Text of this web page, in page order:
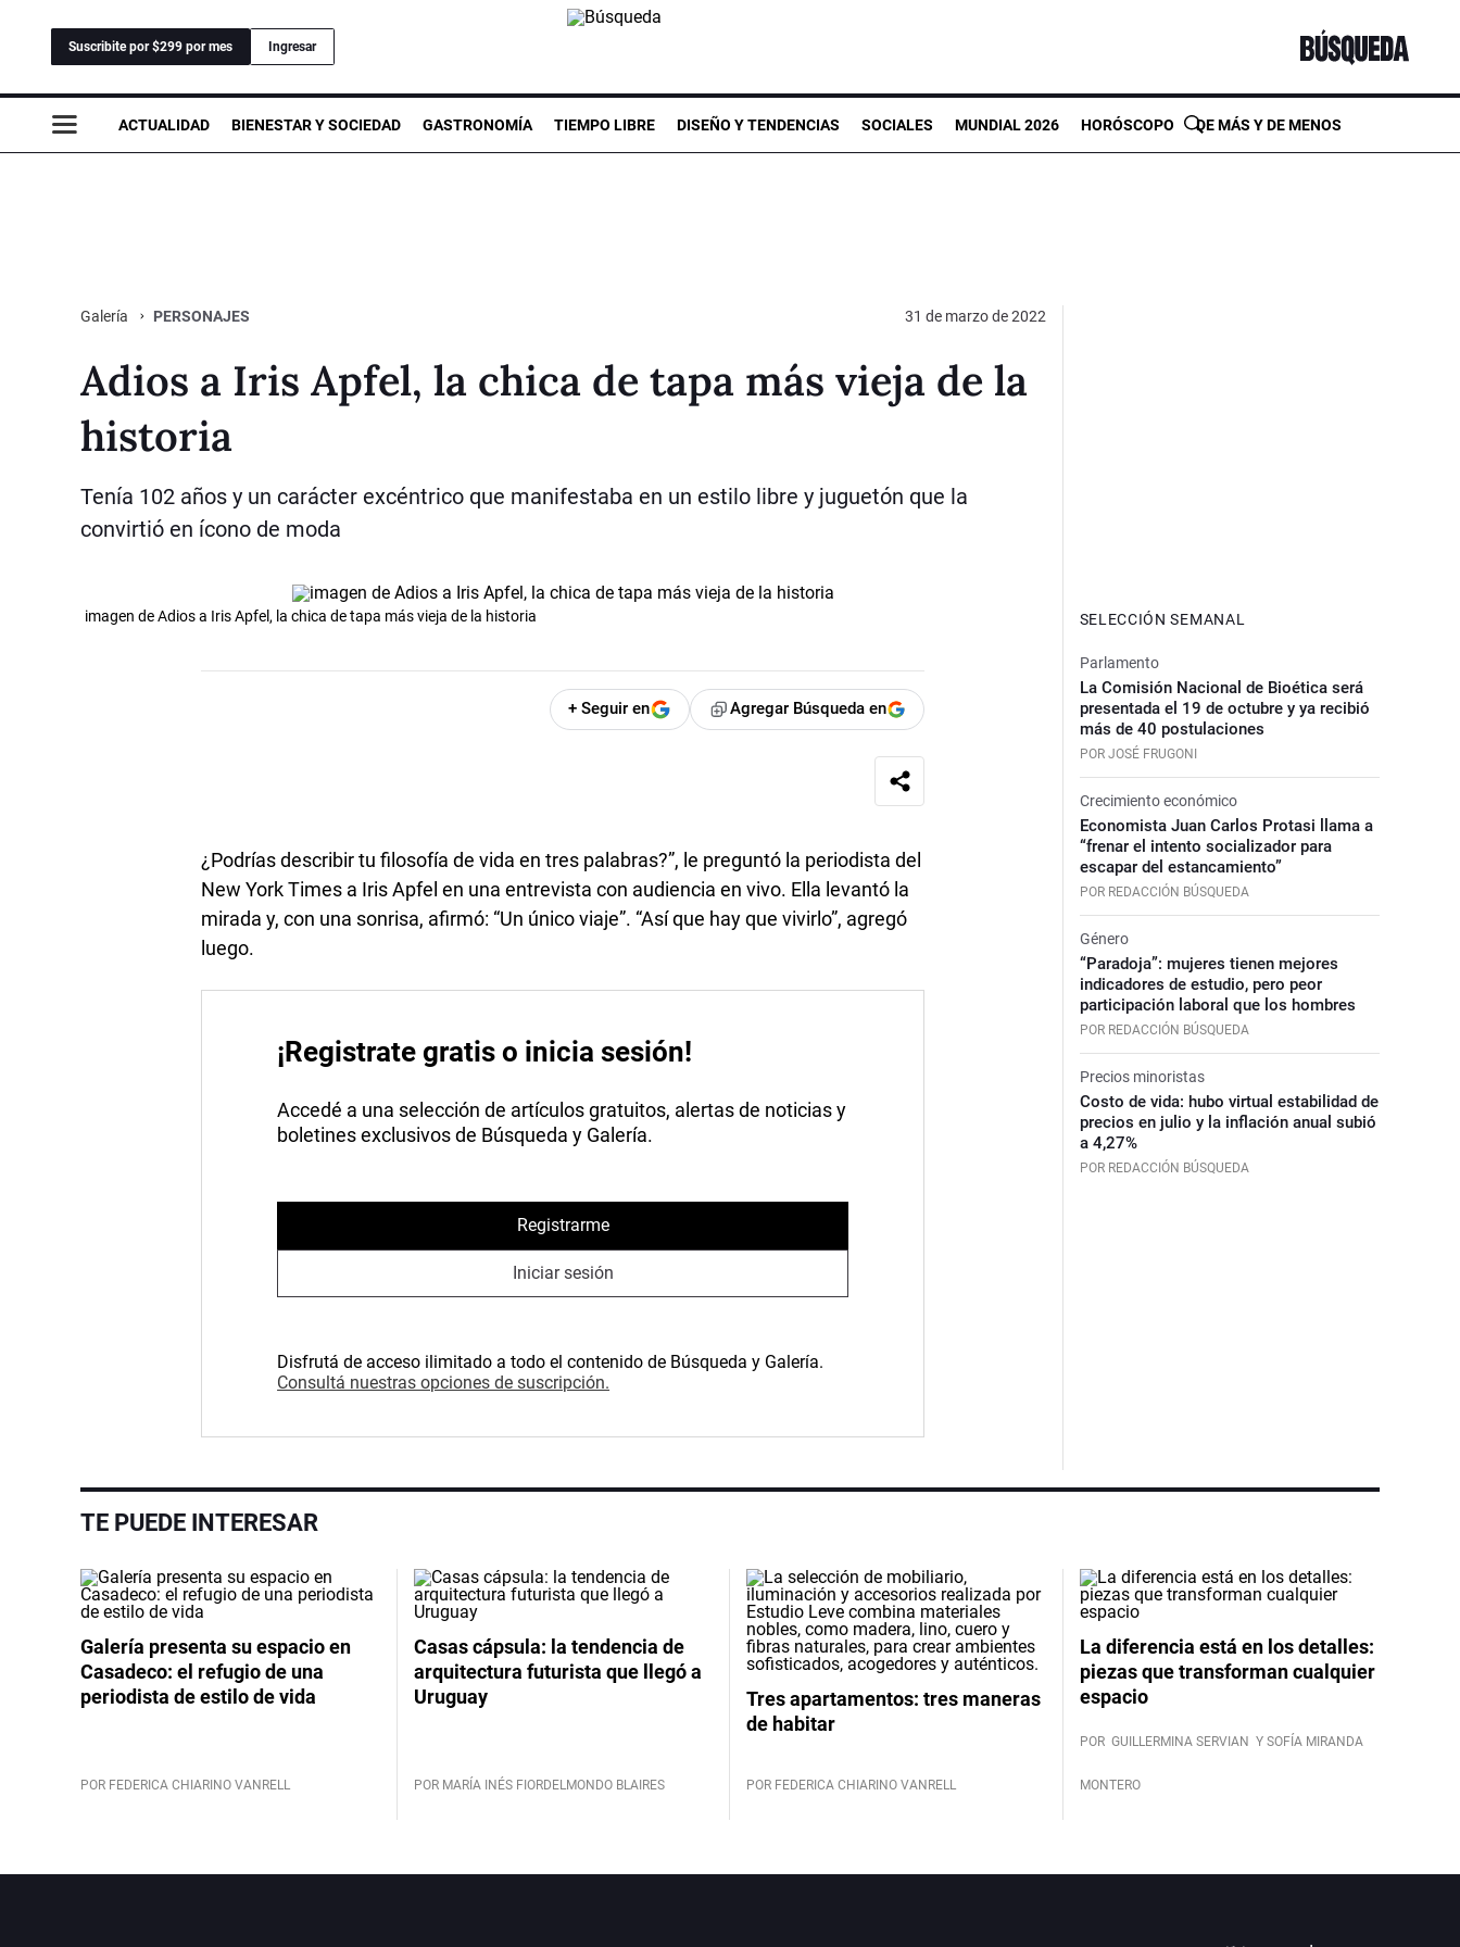
Suscribite por $299 por mes Ingresar
ACTUALIDAD BIENESTAR Y SOCIEDAD GASTRONOMÍA TIEMPO LIBRE DISEÑO Y TENDENCIAS SOCIALES MUNDIAL 2026 HORÓSCOPO DE MÁS Y DE MENOS
Galería PERSONAJES 31 de marzo de 2022
Adios a Iris Apfel, la chica de tapa más vieja de la
historia
Tenía 102 años y un carácter excéntrico que manifestaba en un estilo libre y juguetón que la
convirtió en ícono de moda
imagen de Adios a Iris Apfel, la chica de tapa más vieja de la historia
+ Seguir en Agregar Búsqueda en
¿Podrías describir tu filosofía de vida en tres palabras?”, le preguntó la periodista del
New York Times a Iris Apfel en una entrevista con audiencia en vivo. Ella levantó la
mirada y, con una sonrisa, afirmó: “Un único viaje”. “Así que hay que vivirlo”, agregó
luego.
¡Registrate gratis o inicia sesión!
Accedé a una selección de artículos gratuitos, alertas de noticias y
boletines exclusivos de Búsqueda y Galería.
Registrarme
Iniciar sesión
Disfrutá de acceso ilimitado a todo el contenido de Búsqueda y Galería.
Consultá nuestras opciones de suscripción.
SELECCIÓN SEMANAL
Parlamento
La Comisión Nacional de Bioética será
presentada el 19 de octubre y ya recibió
más de 40 postulaciones
POR JOSÉ FRUGONI
Crecimiento económico
Economista Juan Carlos Protasi llama a
“frenar el intento socializador para
escapar del estancamiento”
POR REDACCIÓN BÚSQUEDA
Género
“Paradoja”: mujeres tienen mejores
indicadores de estudio, pero peor
participación laboral que los hombres
POR REDACCIÓN BÚSQUEDA
Precios minoristas
Costo de vida: hubo virtual estabilidad de
precios en julio y la inflación anual subió
a 4,27%
POR REDACCIÓN BÚSQUEDA
TE PUEDE INTERESAR
Galería presenta su espacio en
Casadeco: el refugio de una
periodista de estilo de vida
POR FEDERICA CHIARINO VANRELL
Casas cápsula: la tendencia de
arquitectura futurista que llegó a
Uruguay
POR MARÍA INÉS FIORDELMONDO BLAIRES
Tres apartamentos: tres maneras
de habitar
POR FEDERICA CHIARINO VANRELL
La diferencia está en los detalles:
piezas que transforman cualquier
espacio
POR GUILLERMINA SERVIAN Y SOFÍA MIRANDA
MONTERO